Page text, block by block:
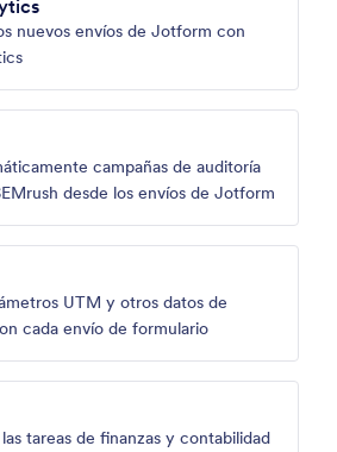
nuevos envíos de Jotform con
campañas de auditoría
desde los envíos de Jotform
UTM y otros datos de
cada envío de formulario
tareas de finanzas y contabilidad